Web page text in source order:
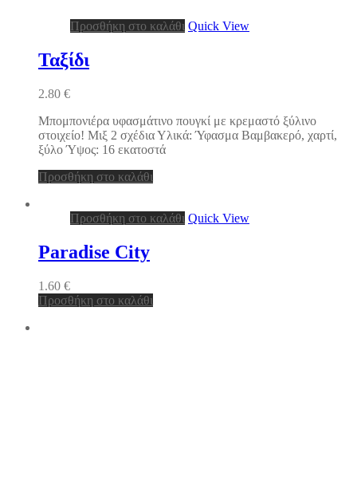
Προσθήκη στο καλάθι Quick View
Ταξίδι
2.80 €
Μπομπονιέρα υφασμάτινο πουγκί με κρεμαστό ξύλινο
στοιχείο! Μιξ 2 σχέδια Υλικά: Ύφασμα Βαμβακερό, χαρτί,
ξύλο Ύψος: 16 εκατοστά
Προσθήκη στο καλάθι
Προσθήκη στο καλάθι Quick View
Paradise City
1.60 €
Προσθήκη στο καλάθι